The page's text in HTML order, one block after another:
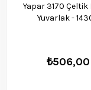
Yapar 3170 Çeltik
Yuvarlak -
₺506,00